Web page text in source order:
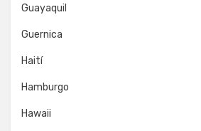
Guayaquil
Guernica
Haití
Hamburgo
Hawaii